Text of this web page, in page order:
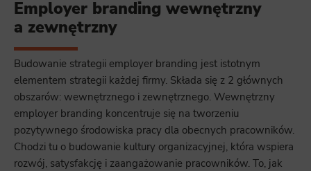
Employer branding wewnętrzny
a zewnętrzny
Budowanie strategii employer branding jest istotnym
elementem strategii każdej firmy. Składa się z 2 głównych
obszarów: wewnętrznego i zewnętrznego. Wewnętrzny
employer branding koncentruje się na tworzeniu
pozytywnego środowiska pracy dla obecnych pracowników.
Chodzi tu o budowanie kultury organizacyjnej, która wspiera
rozwój, satysfakcję i zaangażowanie pracowników. To, jak